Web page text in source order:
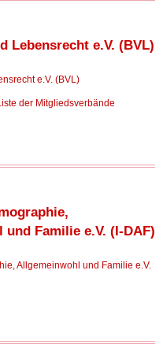
Lebensrecht e.V. (BVL)
e.V. (BVL)
der Mitgliedsverbände
Familie e.V. (I-DAF)
Allgemeinwohl und Familie e.V.